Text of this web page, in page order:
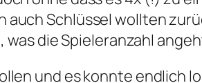
Schlüssel wollten
was die Spieleranzahl
und es konnte endlich